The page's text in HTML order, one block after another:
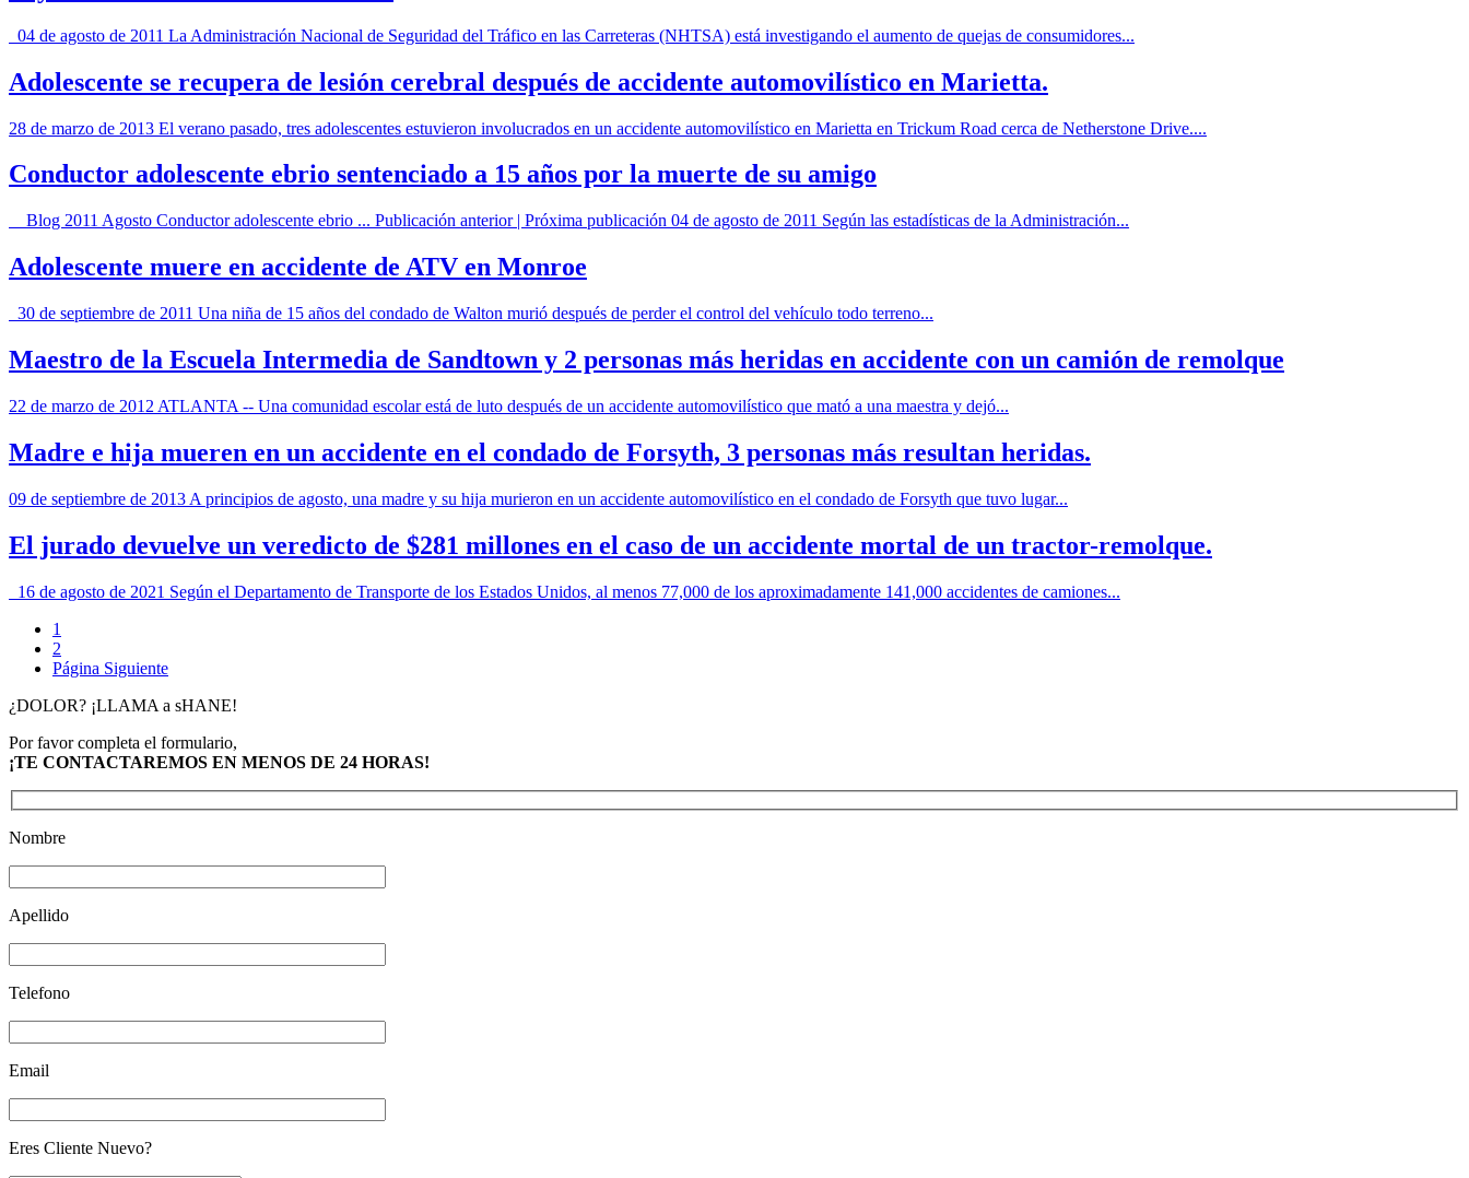
04 de agosto de 2011 La Administración Nacional de Seguridad del Tráfico en las Carreteras (NHTSA) está investigando el aumento de quejas de consumidores...
Adolescente se recupera de lesión cerebral después de accidente automovilístico en Marietta.
28 de marzo de 2013 El verano pasado, tres adolescentes estuvieron involucrados en un accidente automovilístico en Marietta en Trickum Road cerca de Netherstone Drive....
Conductor adolescente ebrio sentenciado a 15 años por la muerte de su amigo
Blog 2011 Agosto Conductor adolescente ebrio ... Publicación anterior | Próxima publicación 04 de agosto de 2011 Según las estadísticas de la Administración...
Adolescente muere en accidente de ATV en Monroe
30 de septiembre de 2011 Una niña de 15 años del condado de Walton murió después de perder el control del vehículo todo terreno...
Maestro de la Escuela Intermedia de Sandtown y 2 personas más heridas en accidente con un camión de remolque
22 de marzo de 2012 ATLANTA -- Una comunidad escolar está de luto después de un accidente automovilístico que mató a una maestra y dejó...
Madre e hija mueren en un accidente en el condado de Forsyth, 3 personas más resultan heridas.
09 de septiembre de 2013 A principios de agosto, una madre y su hija murieron en un accidente automovilístico en el condado de Forsyth que tuvo lugar...
El jurado devuelve un veredicto de $281 millones en el caso de un accidente mortal de un tractor-remolque.
16 de agosto de 2021 Según el Departamento de Transporte de los Estados Unidos, al menos 77,000 de los aproximadamente 141,000 accidentes de camiones...
1
2
Página Siguiente
¿DOLOR? ¡LLAMA a sHANE!
Por favor completa el formulario,
¡TE CONTACTAREMOS EN MENOS DE 24 HORAS!
Nombre
Apellido
Telefono
Email
Eres Cliente Nuevo?